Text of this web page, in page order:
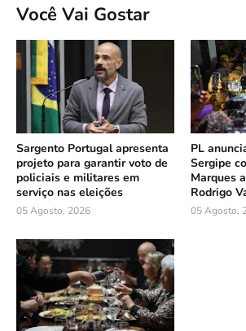
Você Vai Gostar
Sargento Portugal apresenta
projeto para garantir voto de
policiais e militares em
serviço nas eleições
05 Agosto, 2026
PL
Sergipe
Marques
Rodrigo
05 Agosto,